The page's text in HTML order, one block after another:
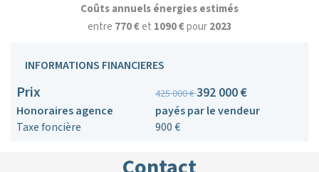
Coûts annuels énergies estimés
entre 770 €et 1090 €pour2023
INFORMATIONS FINANCIERES
Prix 425 000 €392 000 €
Honoraires agence
payés par le vendeur
Taxe foncière
900 €